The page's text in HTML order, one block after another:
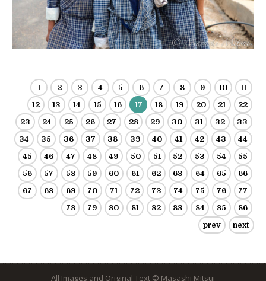
1 2 3 4 5 6 7 8 9 10
11
12
13 14 15 16 17 18 19 20 21
22
23
24 25 26 27 28 29 30 31 32
33
34
35 36 37 38 39 40 41 42 43
44
45
46 47 48 49 50 51 52 53 54
55
56
57 58 59 60 61 62 63 64 65
66
67
68 69 70 71 72 73 74 75 76
77
78
79 80 81 82 83 84 85
86
prev
next
All Images and Original Text © Masashi Mitsui